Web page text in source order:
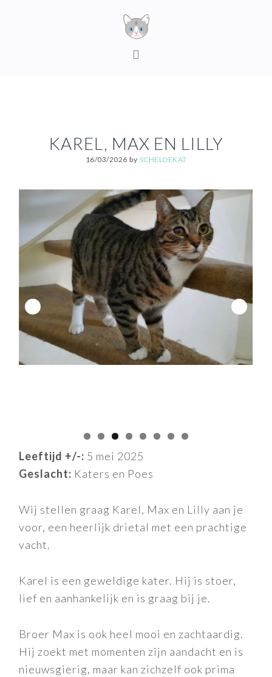
KAREL, MAX EN LILLY
16/03/2026 by SCHELDEKAT
Leeftijd +/-: 5 mei 2025
Geslacht: Katers en Poes
Wij stellen graag Karel, Max en Lilly aan je
voor, een heerlijk drietal met een prachtige
vacht.
Karel is een geweldige kater. Hij is stoer,
lief en aanhankelijk en is graag bij je.
Broer Max is ook heel mooi en zachtaardig.
Hij zoekt met momenten zijn aandacht en is
nieuwsgierig, maar kan zichzelf ook prima